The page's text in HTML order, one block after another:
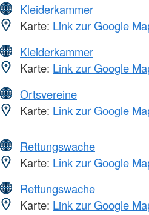
Kleiderkammer
Karte: Link zur Google
Kleiderkammer
Karte: Link zur Google
Ortsvereine
Karte: Link zur Google
Rettungswache
Karte: Link zur Google
Rettungswache
Karte: Link zur Google